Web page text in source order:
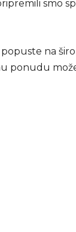
smo
popuste na
ponudu